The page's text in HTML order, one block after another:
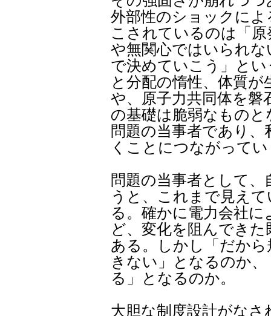
外部性のショックに
こされているのは「
や無関心ではいられ
で決めていこう」と
と分配の惰性、体質
や、原子力共同体を
の基礎は脆弱なもの
問題の当事者であり
くことにつながって
問題の当事者として
うと、これまで見え
る。確かに電力会社
ど、変化を阻んでき
ある。しかし「だか
きない」となるのか
る」となるのか。
大胆な制度設計がな